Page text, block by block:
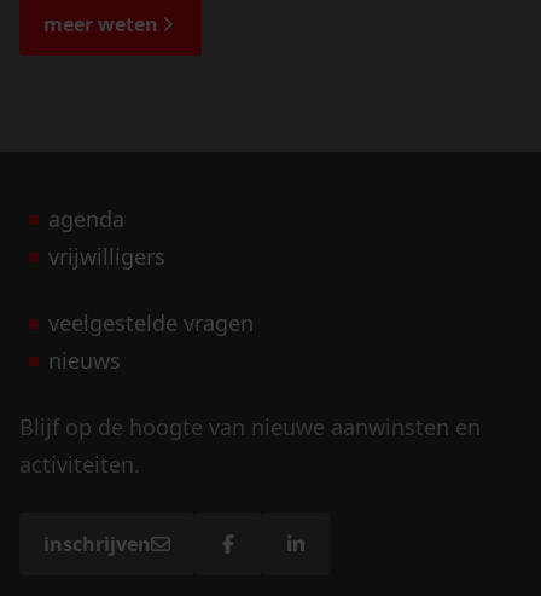
de bijzondere verhalen.
meer weten
agenda
vrijwilligers
veelgestelde vragen
nieuws
Blijf op de hoogte van nieuwe aanwinsten en
activiteiten.
inschrijven